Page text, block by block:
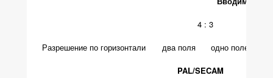
4 : 3
Разрешение по горизонтали
два поля одно поле
PAL/SECAM